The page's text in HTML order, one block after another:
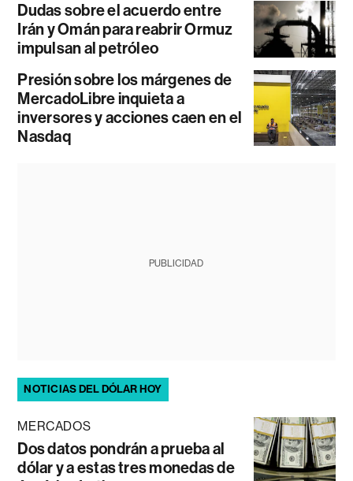
Dudas sobre el acuerdo entre
Irán y Omán para reabrir Ormuz
impulsan al petróleo
Presión sobre los márgenes de
MercadoLibre inquieta a
inversores y acciones caen en el
Nasdaq
PUBLICIDAD
NOTICIAS DEL DÓLAR HOY
MERCADOS
Dos datos pondrán a prueba al
dólar y a estas tres monedas de